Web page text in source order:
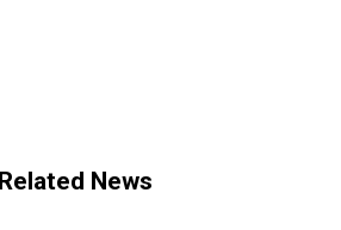
Related News